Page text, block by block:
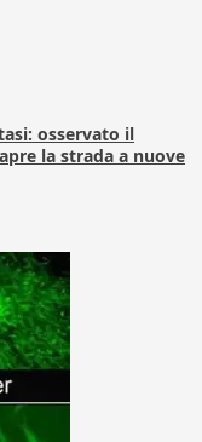
osservato il
la strada a nuove